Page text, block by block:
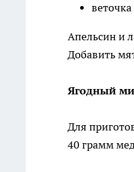
Апельсин и
Добавить
Ягодный
Для
40 грамм